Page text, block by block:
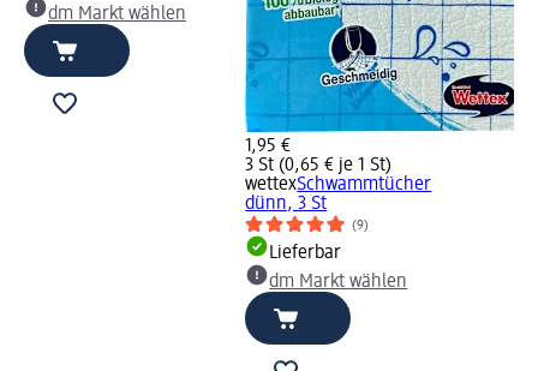
dm Markt wählen
1,95 €
3 St (0,65 € je 1 St)
wettexSchwammtücher
dünn, 3 St
(9)
Lieferbar
dm Markt wählen